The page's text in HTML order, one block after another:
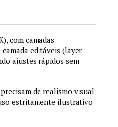
com camadas
editáveis (layer
ajustes rápidos sem
de realismo visual
estritamente ilustrativo